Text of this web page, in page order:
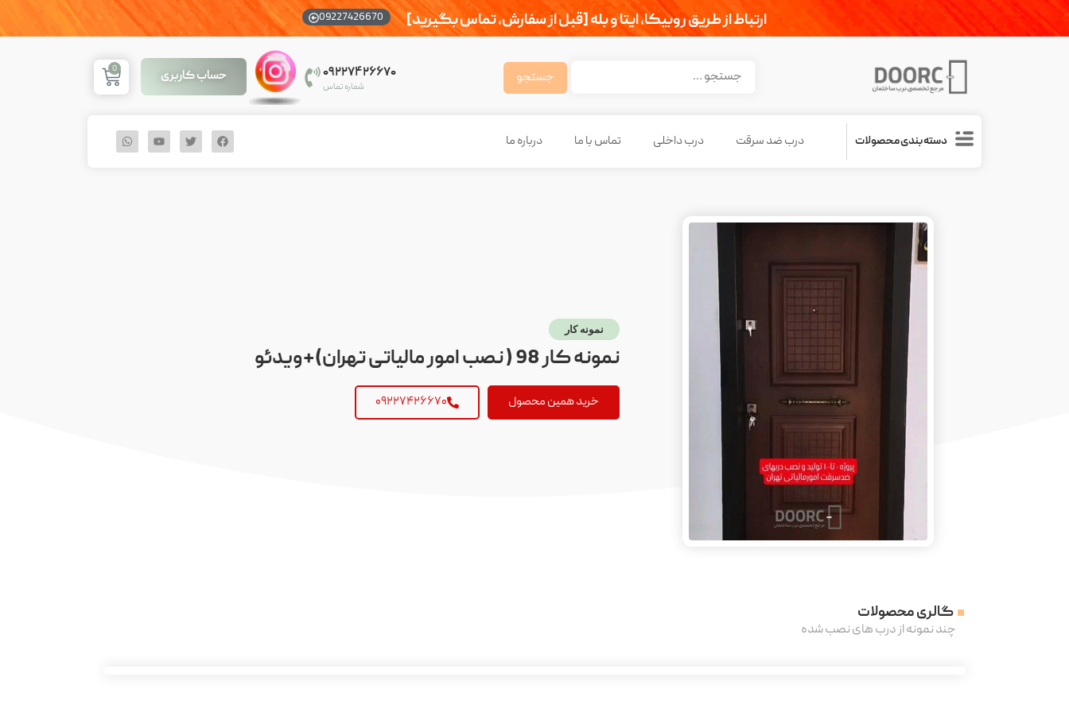
ارتباط از طریق روبیکا، ایتا و بله [قبل از سفارش، تماس بگیرید] 09227426670
۰۹۲۲۷۴۲۶۶۷۰
شماره تماس
حساب کاربری
0
دسته بندی محصولات درب ضد سرقت درب داخلی تماس با ما درباره ما
نمونه کار
نمونه کار 98 ( نصب امور مالیاتی تهران)+ویدئو
خرید همین محصول ۰۹۲۲۷۴۲۶۶۷۰
گالری محصولات
چند نمونه از درب های نصب شده